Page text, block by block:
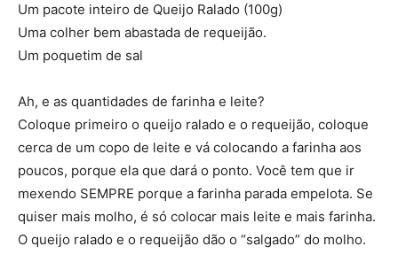
Um pacote inteiro de Queijo Ralado (100g)
Uma colher bem abastada de requeijão.
Um poquetim de sal
Ah, e as quantidades de farinha e leite?
Coloque primeiro o queijo ralado e o requeijão, coloque
cerca de um copo de leite e vá colocando a farinha aos
poucos, porque ela que dará o ponto. Você tem que ir
mexendo SEMPRE porque a farinha parada empelota. Se
quiser mais molho, é só colocar mais leite e mais farinha.
O queijo ralado e o requeijão dão o “salgado” do molho.